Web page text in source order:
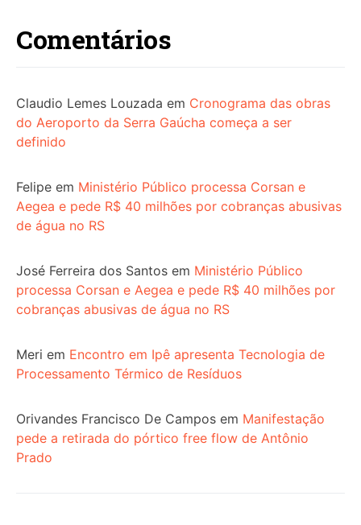
Comentários
Claudio Lemes Louzada em Cronograma das obras
do Aeroporto da Serra Gaúcha começa a ser
definido
Felipe em Ministério Público processa Corsan e
Aegea e pede R$ 40 milhões por cobranças abusivas
de água no RS
José Ferreira dos Santos em Ministério Público
processa Corsan e Aegea e pede R$ 40 milhões por
cobranças abusivas de água no RS
Meri em Encontro em Ipê apresenta Tecnologia de
Processamento Térmico de Resíduos
Orivandes Francisco De Campos em Manifestação
pede a retirada do pórtico free flow de Antônio
Prado